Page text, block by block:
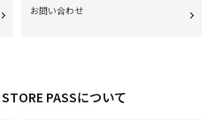
お問い合わせ
PASSについて